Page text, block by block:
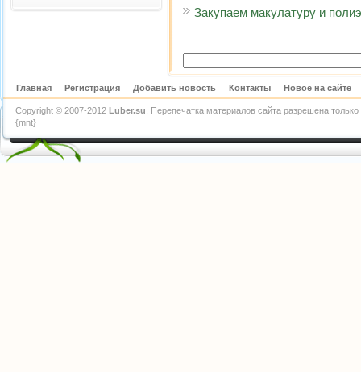
Закупаем макулатуру и
Главная Регистрация Добавить новость Контакты Новое на сайте
Copyright © 2007-2012 Luber.su . Перепечатка материалов сайта разрешена
{mnt}